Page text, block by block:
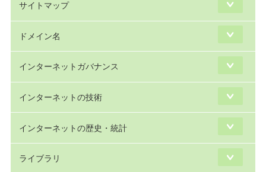
サイトマップ
ドメイン名
インターネットガバナンス
インターネットの技術
インターネットの歴史・統計
ライブラリ